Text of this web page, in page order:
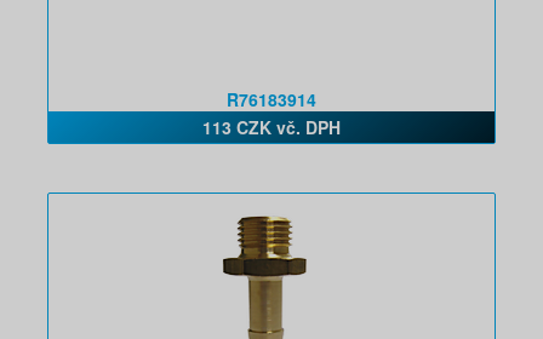
R76183914
113 CZK vč. DPH